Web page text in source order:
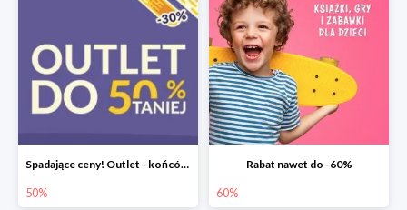
Spadające ceny! Outlet - końcówki nakładów książek do -50%
50%
Rabat nawet do -60%
60%